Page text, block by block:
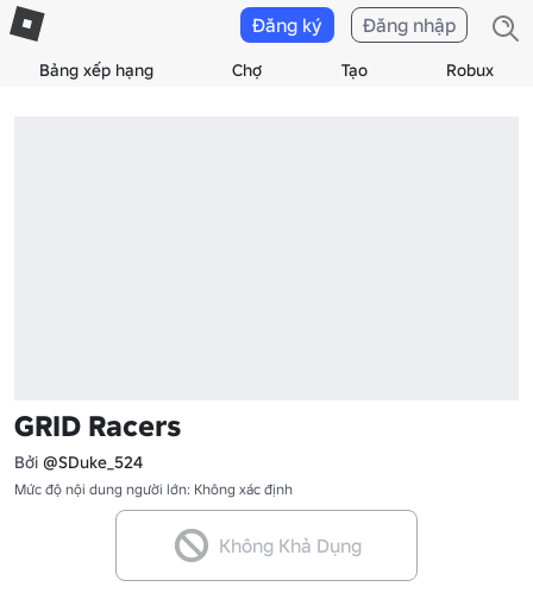
Bảng xếp hạng Chợ Tạo Robux
Đăng ký Đăng nhập
GRID Racers
Bởi @SDuke_524
Mức độ nội dung người lớn: Không xác định
Không Khả Dụng